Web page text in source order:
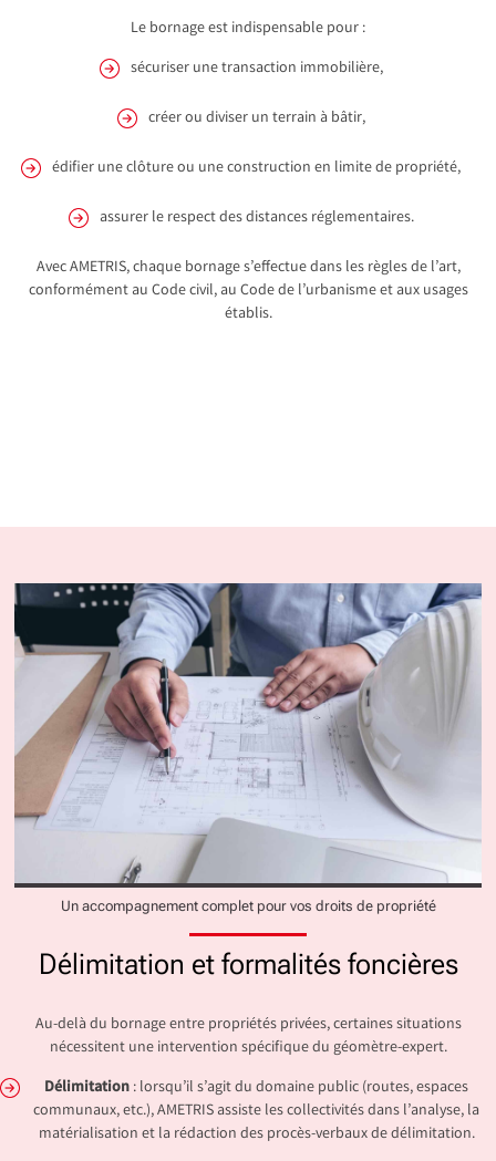
Le bornage est indispensable pour :
sécuriser une transaction immobilière,
créer ou diviser un terrain à bâtir,
édifier une clôture ou une construction en limite de propriété,
assurer le respect des distances réglementaires.
Avec AMETRIS, chaque bornage s’effectue dans les règles de l’art,
conformément au Code civil, au Code de l’urbanisme et aux usages
établis.
Un accompagnement complet pour vos droits de propriété
Délimitation et formalités foncières
Au-delà du bornage entre propriétés privées, certaines situations
nécessitent une intervention spécifique du géomètre-expert.
Délimitation : lorsqu’il s’agit du domaine public (routes, espaces
communaux, etc.), AMETRIS assiste les collectivités dans l’analyse, la
matérialisation et la rédaction des procès-verbaux de délimitation.